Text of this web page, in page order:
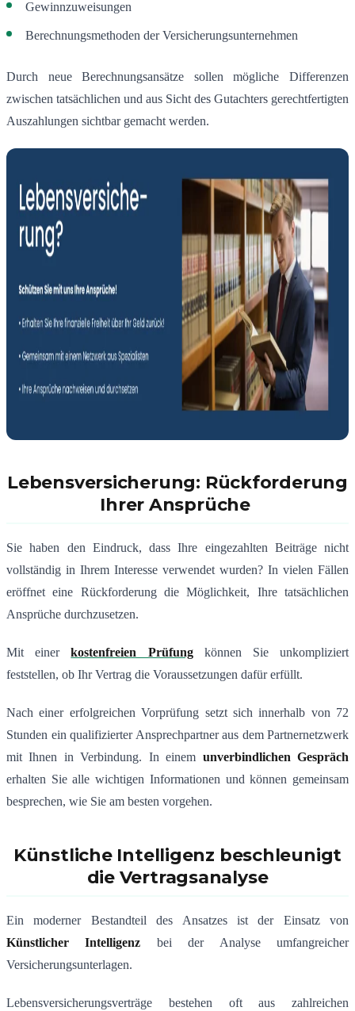
Gewinnzuweisungen
Berechnungsmethoden der Versicherungsunternehmen
Durch neue Berechnungsansätze sollen mögliche Differenzen
zwischen tatsächlichen und aus Sicht des Gutachters gerechtfertigten
Auszahlungen sichtbar gemacht werden.
Lebensversicherung: Rückforderung
Ihrer Ansprüche
Sie haben den Eindruck, dass Ihre eingezahlten Beiträge nicht
vollständig in Ihrem Interesse verwendet wurden? In vielen Fällen
eröffnet eine Rückforderung die Möglichkeit, Ihre tatsächlichen
Ansprüche durchzusetzen.
Mit einerkostenfreien Prüfungkönnen Sie unkompliziert
feststellen, ob Ihr Vertrag die Voraussetzungen dafür erfüllt.
Nach einer erfolgreichen Vorprüfung setzt sich innerhalb von 72
Stunden ein qualifizierter Ansprechpartner aus dem Partnernetzwerk
mit Ihnen in Verbindung. In einem unverbindlichen Gespräch
erhalten Sie alle wichtigen Informationen und können gemeinsam
besprechen, wie Sie am besten vorgehen.
Künstliche Intelligenz beschleunigt
die Vertragsanalyse
Ein moderner Bestandteil des Ansatzes ist der Einsatz von
Künstlicher Intelligenz bei der Analyse umfangreicher
Versicherungsunterlagen.
Lebensversicherungsverträge bestehen oft aus zahlreichen